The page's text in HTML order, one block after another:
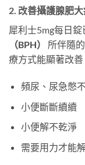
2. 改善攝護腺肥
犀利士5mg每日
（BPH）
所伴隨
療方式能顯著改善
頻尿、尿急憋
小便斷斷續續
小便解不乾淨
需要用力才能